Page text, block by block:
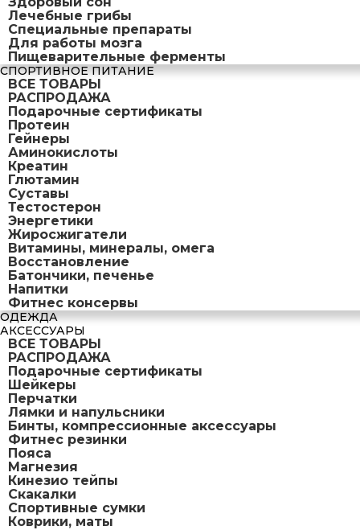
Лечебные грибы
Специальные препараты
Для работы мозга
Пищеварительные ферменты
СПОРТИВНОЕ ПИТАНИЕ
ВСЕ ТОВАРЫ
РАСПРОДАЖА
Подарочные сертификаты
Протеин
Гейнеры
Аминокислоты
Креатин
Глютамин
Суставы
Тестостерон
Энергетики
Жиросжигатели
Витамины, минералы, омега
Восстановление
Батончики, печенье
Напитки
Фитнес консервы
ОДЕЖДА
АКСЕССУАРЫ
ВСЕ ТОВАРЫ
РАСПРОДАЖА
Подарочные сертификаты
Шейкеры
Перчатки
Лямки и напульсники
Бинты, компрессионные аксессуары
Фитнес резинки
Пояса
Магнезия
Кинезио тейпы
Скакалки
Спортивные сумки
Коврики, маты